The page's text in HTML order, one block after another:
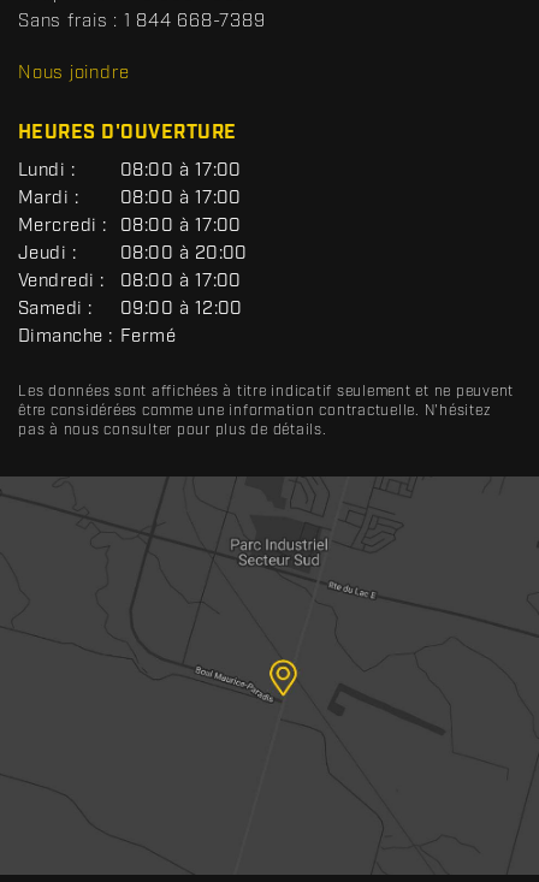
s
R
Sans frais : 1 844 668-7389
Nous joindre
HEURES D'OUVERTURE
G
É
N
É
R
A
L
Lundi :
08:00 à 17:00
Mardi :
08:00 à 17:00
Mercredi :
08:00 à 17:00
Jeudi :
08:00 à 20:00
Vendredi :
08:00 à 17:00
Samedi :
09:00 à 12:00
Dimanche : Fermé
Les données sont affichées à titre indicatif seulement et ne peuvent
être considérées comme une information contractuelle. N'hésitez
pas à nous consulter pour plus de détails.